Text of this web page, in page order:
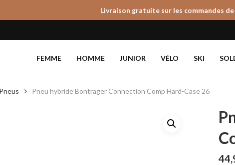
Livraison gratuite sur les commandes de
FEMME HOMME JUNIOR VÉLO SKI
Pneus Pneu hybride Bontrager Connection Comp Hard-Case 26